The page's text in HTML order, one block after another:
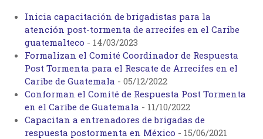
Inicia capacitación de brigadistas para la
atención post-tormenta de arrecifes en el Caribe
guatemalteco - 14/03/2023
Formalizan el Comité Coordinador de Respuesta
Post Tormenta para el Rescate de Arrecifes en el
Caribe de Guatemala -05/12/2022
Conforman el Comité de Respuesta Post Tormenta
en el Caribe de Guatemala - 11/10/2022
Capacitan a entrenadores de brigadas de
respuesta postormenta en México - 15/06/2021